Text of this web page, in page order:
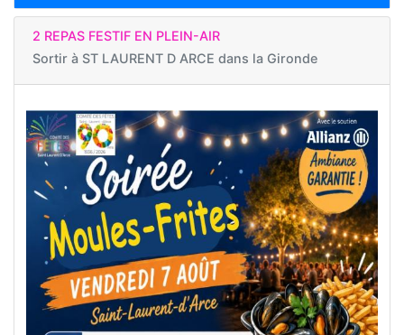
2 REPAS FESTIF EN PLEIN-AIR
Sortir à ST LAURENT D ARCE dans la Gironde